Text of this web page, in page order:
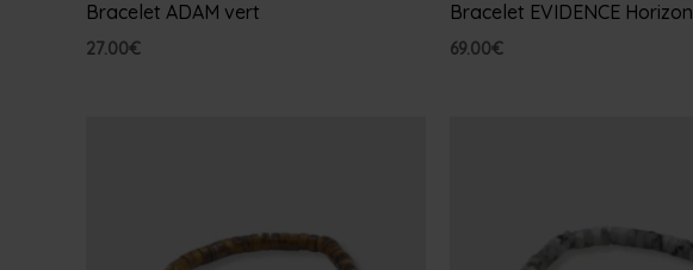
Bracelet ADAM vert
27.00€
Bracelet EVIDENCE Horizon
69.00€